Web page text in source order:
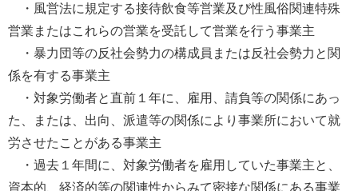
・風営法に規定する接待飲食等営業及び性風俗関連特殊
営業またはこれらの営業を受託して営業を行う事業主
・暴力団等の反社会勢力の構成員または反社会勢力と関
係を有する事業主
・対象労働者と直前１年に、雇用、請負等の関係にあっ
た、または、出向、派遣等の関係により事業所において就
労させたことがある事業主
・過去１年間に、対象労働者を雇用していた事業主と、
資本的、経済的等の関連性からみて密接な関係にある事業